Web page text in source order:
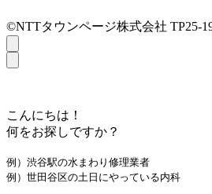
©NTTタウンページ株式会社 TP25-
こんにちは！
何をお探しですか？
例）渋谷駅の水まわり修理業者
例）世田谷区の土日にやっている内科